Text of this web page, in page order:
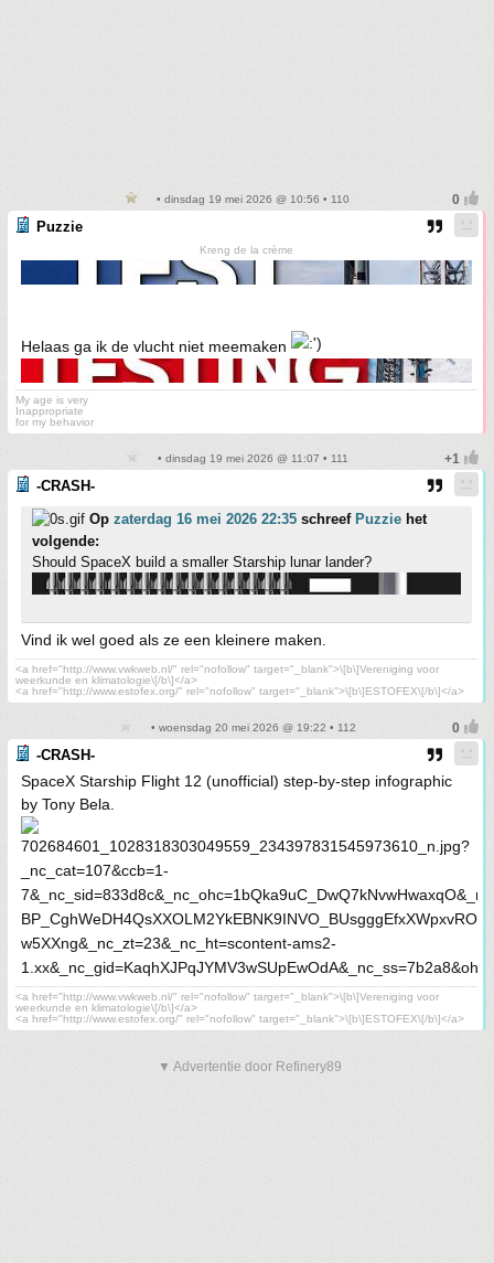
• dinsdag 19 mei 2026 @ 10:56 • 110
Puzzie
Kreng de la crème
Helaas ga ik de vlucht niet meemaken
My age is very
Inappropriate
for my behavior
• dinsdag 19 mei 2026 @ 11:07 • 111
-CRASH-
Op zaterdag 16 mei 2026 22:35 schreef Puzzie het
volgende:
Should SpaceX build a smaller Starship lunar lander?
Vind ik wel goed als ze een kleinere maken.
<a href="http://www.vwkweb.nl/" rel="nofollow" target="_blank">\[b\]Vereniging voor
weerkunde en klimatologie\[/b\]</a>
<a href="http://www.estofex.org/" rel="nofollow" target="_blank">\[b\]ESTOFEX\[/b\]</a>
• woensdag 20 mei 2026 @ 19:22 • 112
-CRASH-
SpaceX Starship Flight 12 (unofficial) step-by-step infographic
by Tony Bela.
<a href="http://www.vwkweb.nl/" rel="nofollow" target="_blank">\[b\]Vereniging voor
weerkunde en klimatologie\[/b\]</a>
<a href="http://www.estofex.org/" rel="nofollow" target="_blank">\[b\]ESTOFEX\[/b\]</a>
▼ Advertentie door Refinery89